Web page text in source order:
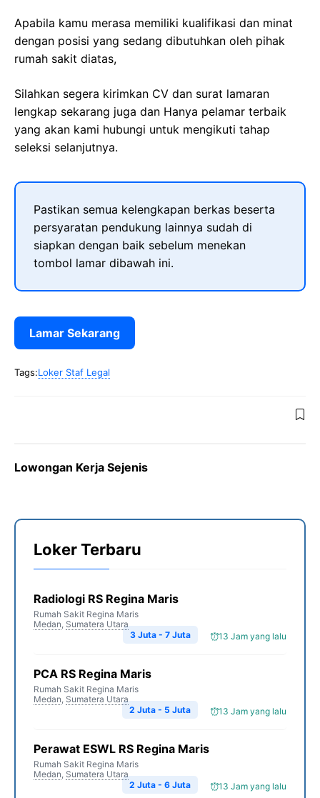
Apabila kamu merasa memiliki kualifikasi dan minat
dengan posisi yang sedang dibutuhkan oleh pihak
rumah sakit diatas,
Silahkan segera kirimkan CV dan surat lamaran
lengkap sekarang juga dan Hanya pelamar terbaik
yang akan kami hubungi untuk mengikuti tahap
seleksi selanjutnya.
Pastikan semua kelengkapan berkas beserta
persyaratan pendukung lainnya sudah di
siapkan dengan baik sebelum menekan
tombol lamar dibawah ini.
Lamar Sekarang
Tags:Loker Staf Legal
Lowongan Kerja Sejenis
Loker Terbaru
Radiologi RS Regina Maris
Rumah Sakit Regina Maris
Medan, Sumatera Utara
13 Jam yang lalu
3 Juta - 7 Juta
PCA RS Regina Maris
Rumah Sakit Regina Maris
Medan, Sumatera Utara
13 Jam yang lalu
2 Juta - 5 Juta
Perawat ESWL RS Regina Maris
Rumah Sakit Regina Maris
Medan, Sumatera Utara
13 Jam yang lalu
2 Juta - 6 Juta